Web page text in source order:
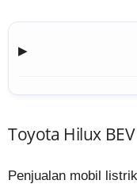
▶
Toyota Hilux
Penjualan mobil listrik